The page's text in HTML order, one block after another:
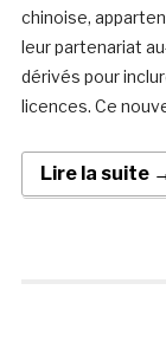
chinoise,
leur partenariat
dérivés pour
licences. Ce
Lire la suite